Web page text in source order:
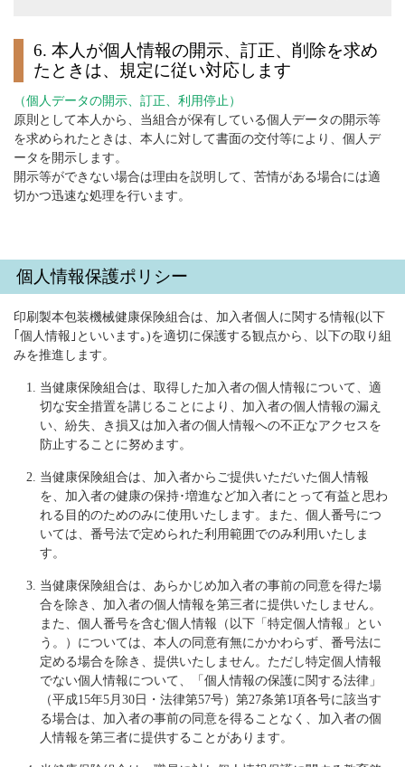
6. 本人が個人情報の開示、訂正、削除を求め
たときは、規定に従い対応します
（個人データの開示、訂正、利用停止）
原則として本人から、当組合が保有している個人データの開示等
を求められたときは、本人に対して書面の交付等により、個人デ
ータを開示します。
開示等ができない場合は理由を説明して、苦情がある場合には適
切かつ迅速な処理を行います。
個人情報保護ポリシー
印刷製本包装機械健康保険組合は、加入者個人に関する情報(以下
｢個人情報｣といいます｡)を適切に保護する観点から、以下の取り組
みを推進します。
当健康保険組合は、取得した加入者の個人情報について、適
切な安全措置を講じることにより、加入者の個人情報の漏え
い、紛失、き損又は加入者の個人情報への不正なアクセスを
防止することに努めます。
当健康保険組合は、加入者からご提供いただいた個人情報
を、加入者の健康の保持･増進など加入者にとって有益と思わ
れる目的のためのみに使用いたします。また、個人番号につ
いては、番号法で定められた利用範囲でのみ利用いたしま
す。
当健康保険組合は、あらかじめ加入者の事前の同意を得た場
合を除き、加入者の個人情報を第三者に提供いたしません。
また、個人番号を含む個人情報（以下「特定個人情報」とい
う。）については、本人の同意有無にかかわらず、番号法に
定める場合を除き、提供いたしません。ただし特定個人情報
でない個人情報について、「個人情報の保護に関する法律」
（平成15年5月30日・法律第57号）第27条第1項各号に該当す
る場合は、加入者の事前の同意を得ることなく、加入者の個
人情報を第三者に提供することがあります。